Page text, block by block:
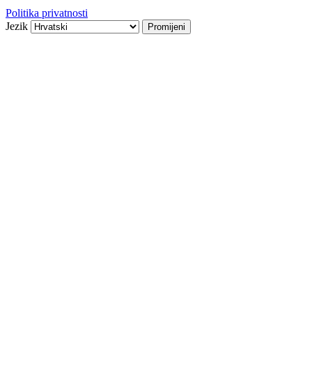
Politika privatnosti
Jezik